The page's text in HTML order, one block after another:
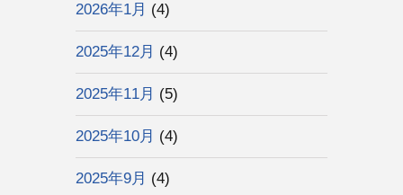
2026年1月 (4)
2025年12月 (4)
2025年11月 (5)
2025年10月 (4)
2025年9月 (4)